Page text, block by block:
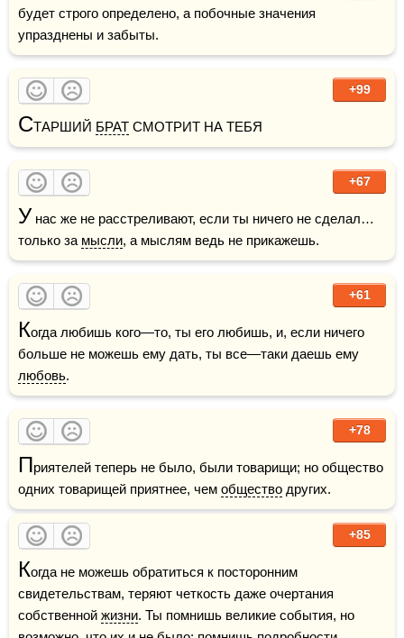
будет строго определено, а побочные значения
упразднены и забыты.
+99
СТАРШИЙ БРАТ СМОТРИТ НА ТЕБЯ
+67
У нас же не расстреливают, если ты ничего не сделал…
только за мысли, а мыслям ведь не прикажешь.
+61
Когда любишь кого—то, ты его любишь, и, если ничего
любовь.
+78
Приятелей теперь не было, были товарищи; но общество
одних товарищей приятнее, чем общество других.
+85
Когда не можешь обратиться к посторонним
свидетельствам, теряют четкость даже очертания
собственной жизни. Ты помнишь великие события, но